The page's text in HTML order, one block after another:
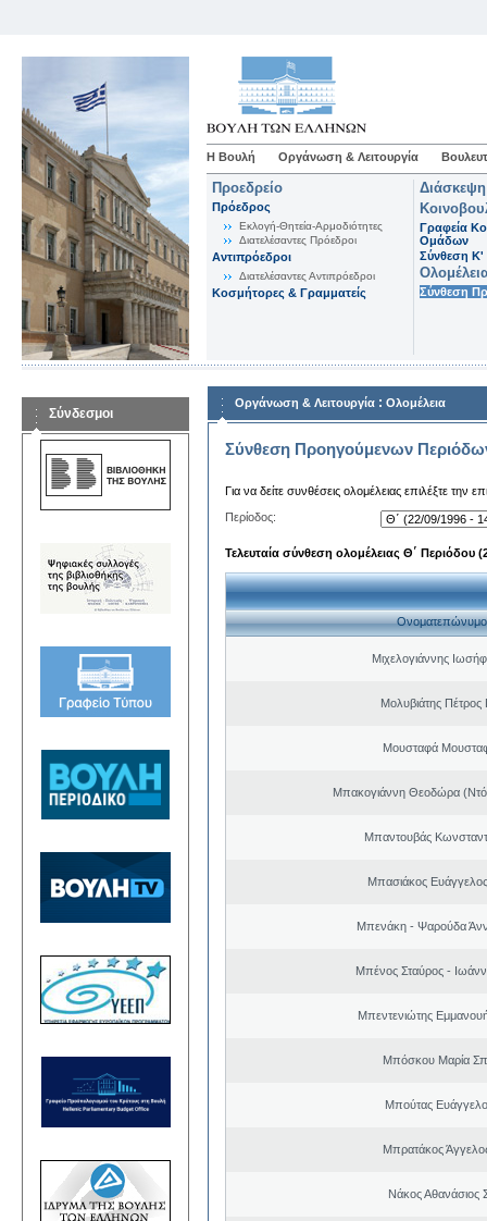
Η Βουλή Οργάνωση & Λειτουργία
Προεδρείο
Πρόεδρος
Εκλογή-Θητεία-Αρμοδιότητες
Διατελέσαντες Πρόεδροι
Αντιπρόεδροι
Διατελέσαντες Αντιπρόεδροι
Κοσμήτορες & Γραμματείς
Γραφεία
Ομάδων
Σύνθεση K'
Σύνθεση
Σύνδεσμοι
Οργάνωση & Λειτουργία : Ολομέλεια
Σύνθεση Προηγούμενων
Για να δείτε συνθέσεις ολομέλειας επιλέξτε την
Περίοδος:
Τελευταία σύνθεση ολομέλειας Θ΄ Περιόδου
Ονοματεπώνυμο
Μιχελογιάννης
Μολυβιάτης Πέτρος
Μουσταφά
Μπακογιάννη Θεοδώρα
Μπαντουβάς
Μπασιάκος
Μπενάκη - Ψαρούδα
Μπένος Σταύρος -
Μπεντενιώτης
Μπόσκου Μαρία
Μπούτας
Μπρατάκος
Νάκος Αθανάσιος